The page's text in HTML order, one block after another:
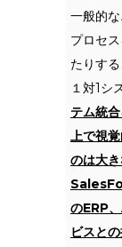
一般的
プロセ
たりす
１対1シ
テム統
上で視
のは大
のERP
ビスと